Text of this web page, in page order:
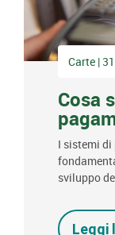
Carte |
Cosa
I sistemi
sviluppo
Leggi